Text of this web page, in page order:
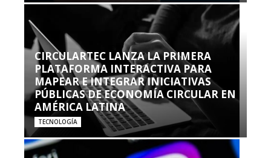
CIRCULARTEC LANZA LA PRIMERA
PLATAFORMA INTERACTIVA PARA
MAPEAR E INTEGRAR INICIATIVAS
PÚBLICAS DE ECONOMÍA CIRCULAR EN
AMÉRICA LATINA
TECNOLOGÍA